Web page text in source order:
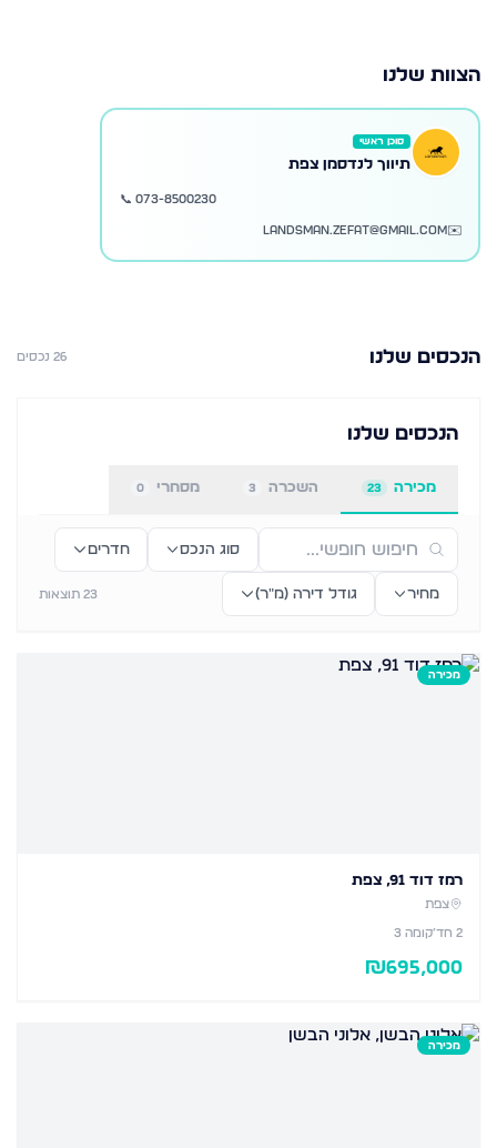
הצוות שלנו
סוכן ראשי
תיווך לנדסמן צפת
📞 073-8500230
✉️
landsman.zefat@gmail.com
הנכסים שלנו 26נכסים
הנכסים שלנו
מכירה 23 השכרה 3 מסחרי 0
סוג הנכס חדרים
מחיר גודל דירה (מ״ר) 23 תוצאות
מכירה
רמז דוד 91, צפת
צפת
2 חד׳קומה 3
₪695,000
מכירה